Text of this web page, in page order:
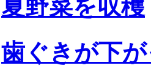
夏野菜を収穫
歯ぐきが下